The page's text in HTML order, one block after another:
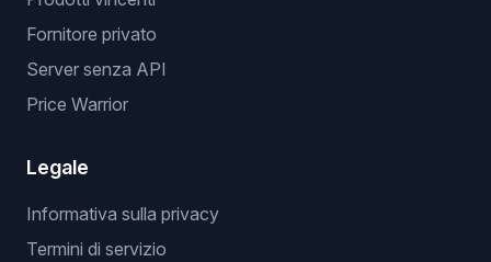
Fornitore privato
Server senza API
Price Warrior
Legale
Informativa sulla privacy
Termini di servizio